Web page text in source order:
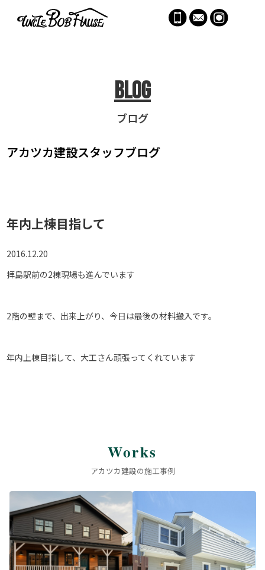
Blog
ブログ
アカツカ建設スタッフブログ
年内上棟目指して
2016.12.20
拝島駅前の2棟現場も進んでいます
2階の壁まで、出来上がり、今日は最後の材料搬入です。
年内上棟目指して、大工さん頑張ってくれています
Works
アカツカ建設の施工事例